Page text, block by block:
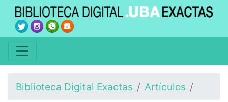
Biblioteca Digital Exactas Artículos